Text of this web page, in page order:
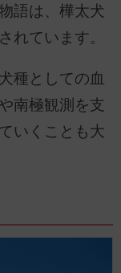
語は、樺太犬
れています。
種としての血
南極観測を支
いくことも大